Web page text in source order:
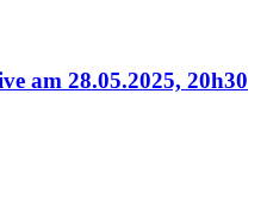
am 28.05.2025, 20h30